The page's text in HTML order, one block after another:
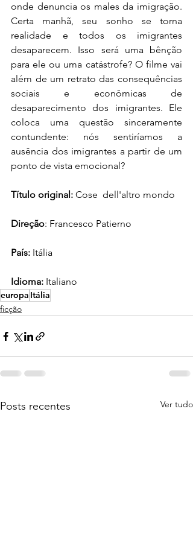
onde denuncia os males da imigração.
Certa manhã, seu sonho se torna
realidade e todos os imigrantes
desaparecem. Isso será uma bênção
para ele ou uma catástrofe? O filme vai
além de um retrato das consequências
sociais e econômicas de
desaparecimento dos imigrantes. Ele
coloca uma questão sinceramente
contundente: nós sentiríamos a
ausência dos imigrantes a partir de um
ponto de vista emocional?
Título original: Cose  dell'altro mondo
Direção: Francesco Patierno
País: Itália
Idioma: Italiano
europa Itália
ficção
Posts recentes Ver tudo